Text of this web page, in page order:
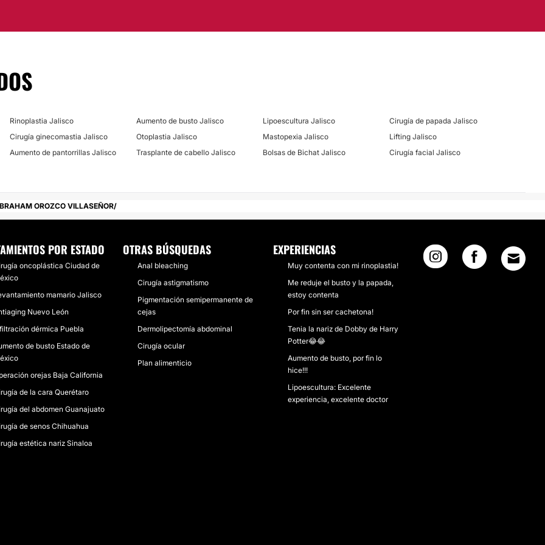
todo el proceso
de la Ciudad de
Rinoplastia Jalisco Aumento de busto Jalisco Lipoescultura Jalisco
Cirugía de papada Jalisco
Cirugía ginecomastia Jalisco Otoplastia Jalisco Mastopexia Jalisco
Lifting Jalisco
Aumento de pantorrillas Jalisco Trasplante de cabello Jalisco Bolsas de Bichat Jalisco Cirugía facial Jalisco
OROZCO VILLASEÑOR
POR ESTADO
oncoplástica Ciudad de
mamario Jalisco
Nuevo León
dérmica Puebla
de busto Estado de
orejas Baja California
de la cara Querétaro
del abdomen Guanajuato
de senos Chihuahua
estética nariz Sinaloa
OTRAS BÚSQUEDAS
Anal bleaching
Cirugía astigmatismo
Pigmentación semipermanente de
cejas
Dermolipectomía abdominal
Cirugía ocular
Plan alimenticio
EXPERIENCIAS
Muy contenta con mi rinoplastia!
Me reduje el busto y la papada,
estoy contenta
Por fin sin ser cachetona!
Tenia la nariz de Dobby de Harry
Potter😂😂
Aumento de busto, por fin lo
hice!!!
Lipoescultura: Excelente
experiencia, excelente doctor